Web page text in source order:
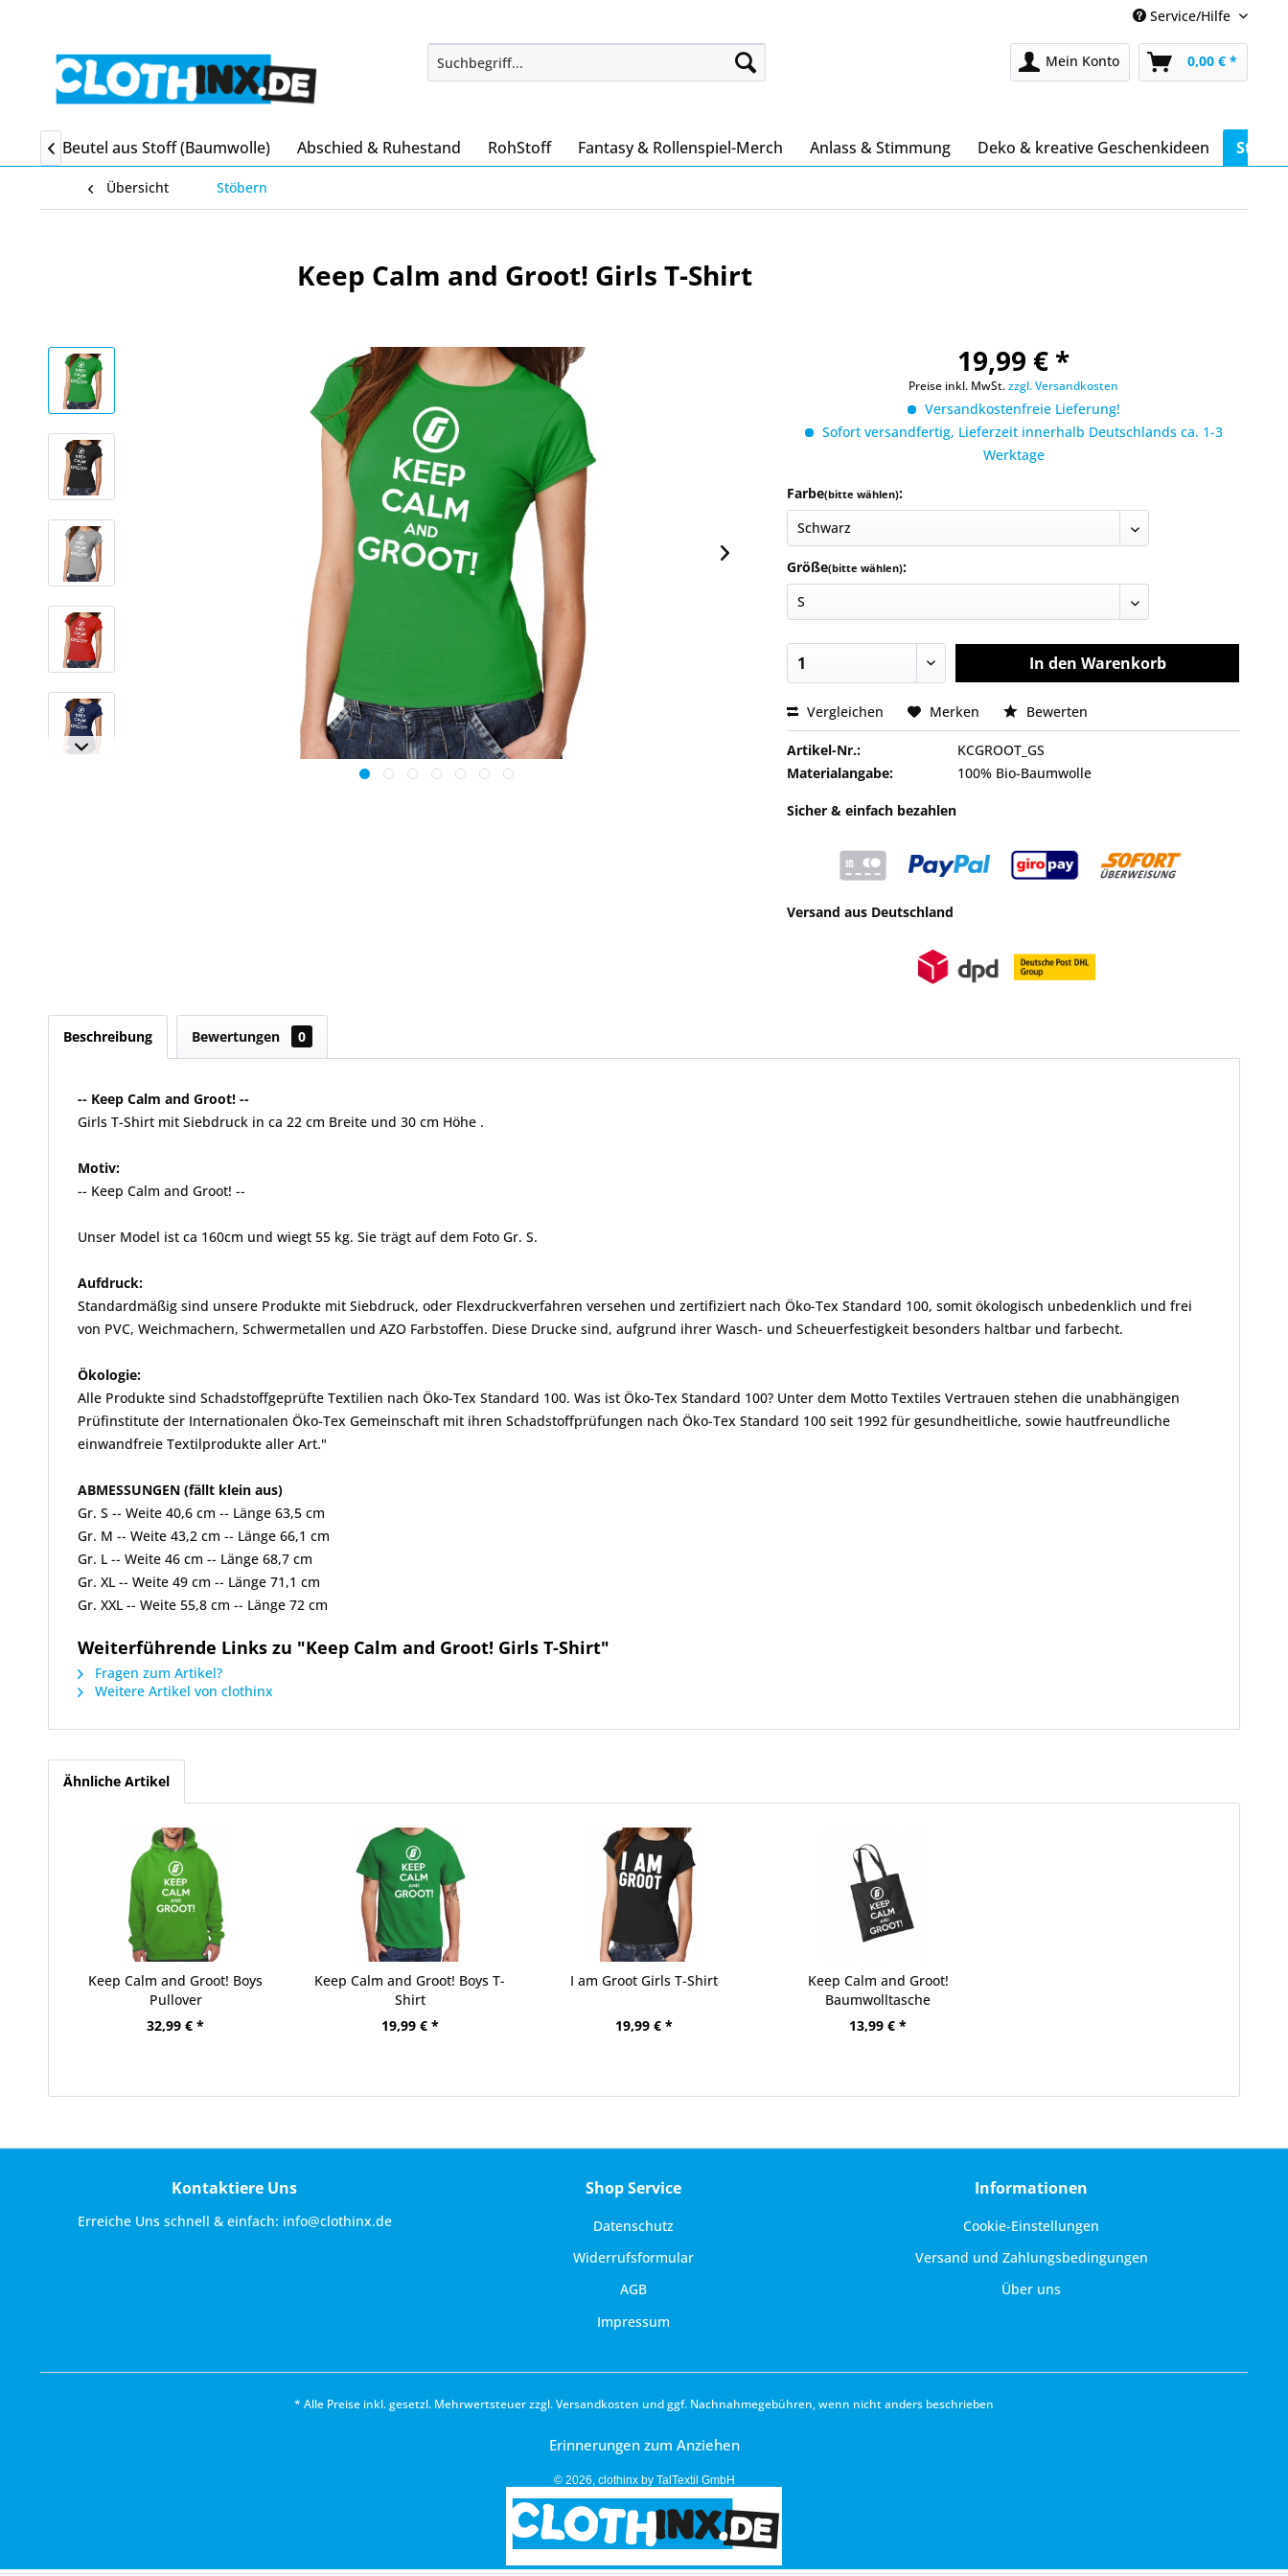
Service/Hilfe
Mein Konto 0,00 € *
Beutel aus Stoff (Baumwolle) Abschied & Ruhestand RohStoff Fantasy & Rollenspiel-Merch Anlass & Stimmung Deko & kreative Geschenkideen

Übersicht Stöbern
Keep Calm and Groot! Girls T-Shirt
19,99 € *
Preise inkl. MwSt.zzgl. Versandkosten
Versandkostenfreie Lieferung!
Sofort versandfertig, Lieferzeit innerhalb Deutschlands ca. 1-3
Werktage
Farbe(bitte wählen):
Größe(bitte wählen):
In den Warenkorb
Vergleichen Merken Bewerten
Artikel-Nr.:
KCGROOT_GS
Materialangabe:
100% Bio-Baumwolle
Sicher & einfach bezahlen
Versand aus Deutschland
Beschreibung Bewertungen 0
-- Keep Calm and Groot! --
Girls T-Shirt mit Siebdruck in ca 22 cm Breite und 30 cm Höhe .
Motiv:
-- Keep Calm and Groot! --
Unser Model ist ca 160cm und wiegt 55 kg. Sie trägt auf dem Foto Gr. S.
Aufdruck:
Standardmäßig sind unsere Produkte mit Siebdruck, oder Flexdruckverfahren versehen und zertifiziert nach Öko-Tex Standard 100, somit ökologisch unbedenklich und frei
von PVC, Weichmachern, Schwermetallen und AZO Farbstoffen. Diese Drucke sind, aufgrund ihrer Wasch- und Scheuerfestigkeit besonders haltbar und farbecht.
Ökologie:
Alle Produkte sind Schadstoffgeprüfte Textilien nach Öko-Tex Standard 100. Was ist Öko-Tex Standard 100? Unter dem Motto Textiles Vertrauen stehen die unabhängigen
Prüfinstitute der Internationalen Öko-Tex Gemeinschaft mit ihren Schadstoffprüfungen nach Öko-Tex Standard 100 seit 1992 für gesundheitliche, sowie hautfreundliche
einwandfreie Textilprodukte aller Art."
ABMESSUNGEN (fällt klein aus)
Gr. S -- Weite 40,6 cm -- Länge 63,5 cm
Gr. M -- Weite 43,2 cm -- Länge 66,1 cm
Gr. L -- Weite 46 cm -- Länge 68,7 cm
Gr. XL -- Weite 49 cm -- Länge 71,1 cm
Gr. XXL -- Weite 55,8 cm -- Länge 72 cm
Weiterführende Links zu "Keep Calm and Groot! Girls T-Shirt"
Fragen zum Artikel?
Weitere Artikel von clothinx
Ähnliche Artikel
Keep Calm and Groot! Boys
Pullover
32,99 € *
Keep Calm and Groot! Boys T-
Shirt
19,99 € *
I am Groot Girls T-Shirt
19,99 € *
Keep Calm and Groot!
Baumwolltasche
13,99 € *
Kontaktiere Uns
Erreiche Uns schnell & einfach: info@clothinx.de
Shop Service
Datenschutz
Widerrufsformular
AGB
Impressum
Informationen
Cookie-Einstellungen
Versand und Zahlungsbedingungen
Über uns
* Alle Preise inkl. gesetzl. Mehrwertsteuer zzgl.Versandkosten und ggf. Nachnahmegebühren, wenn nicht anders beschrieben
Erinnerungen zum Anziehen
© 2026, clothinx by TalTextil GmbH